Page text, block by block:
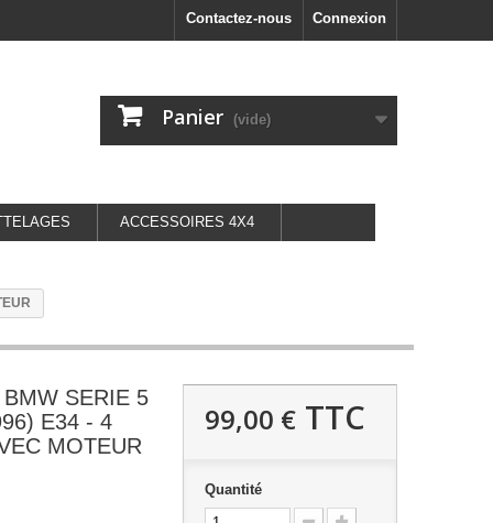
Connexion
Contactez-nous
Panier (vide)
ACCESSOIRES 4X4
SERIE 5
E34 - 4
MOTEUR
99,00 €TTC
Quantité